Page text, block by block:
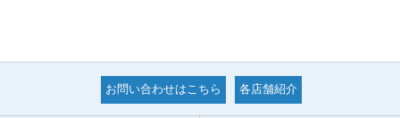
お問い合わせはこちら 各店舗紹介